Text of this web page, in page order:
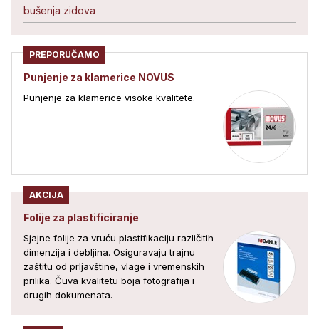
bušenja zidova
PREPORUČAMO
Punjenje za klamerice NOVUS
Punjenje za klamerice visoke kvalitete.
AKCIJA
Folije za plastificiranje
Sjajne folije za vruću plastifikaciju različitih
dimenzija i debljina. Osiguravaju trajnu
zaštitu od prljavštine, vlage i vremenskih
prilika. Čuva kvalitetu boja fotografija i
drugih dokumenata.